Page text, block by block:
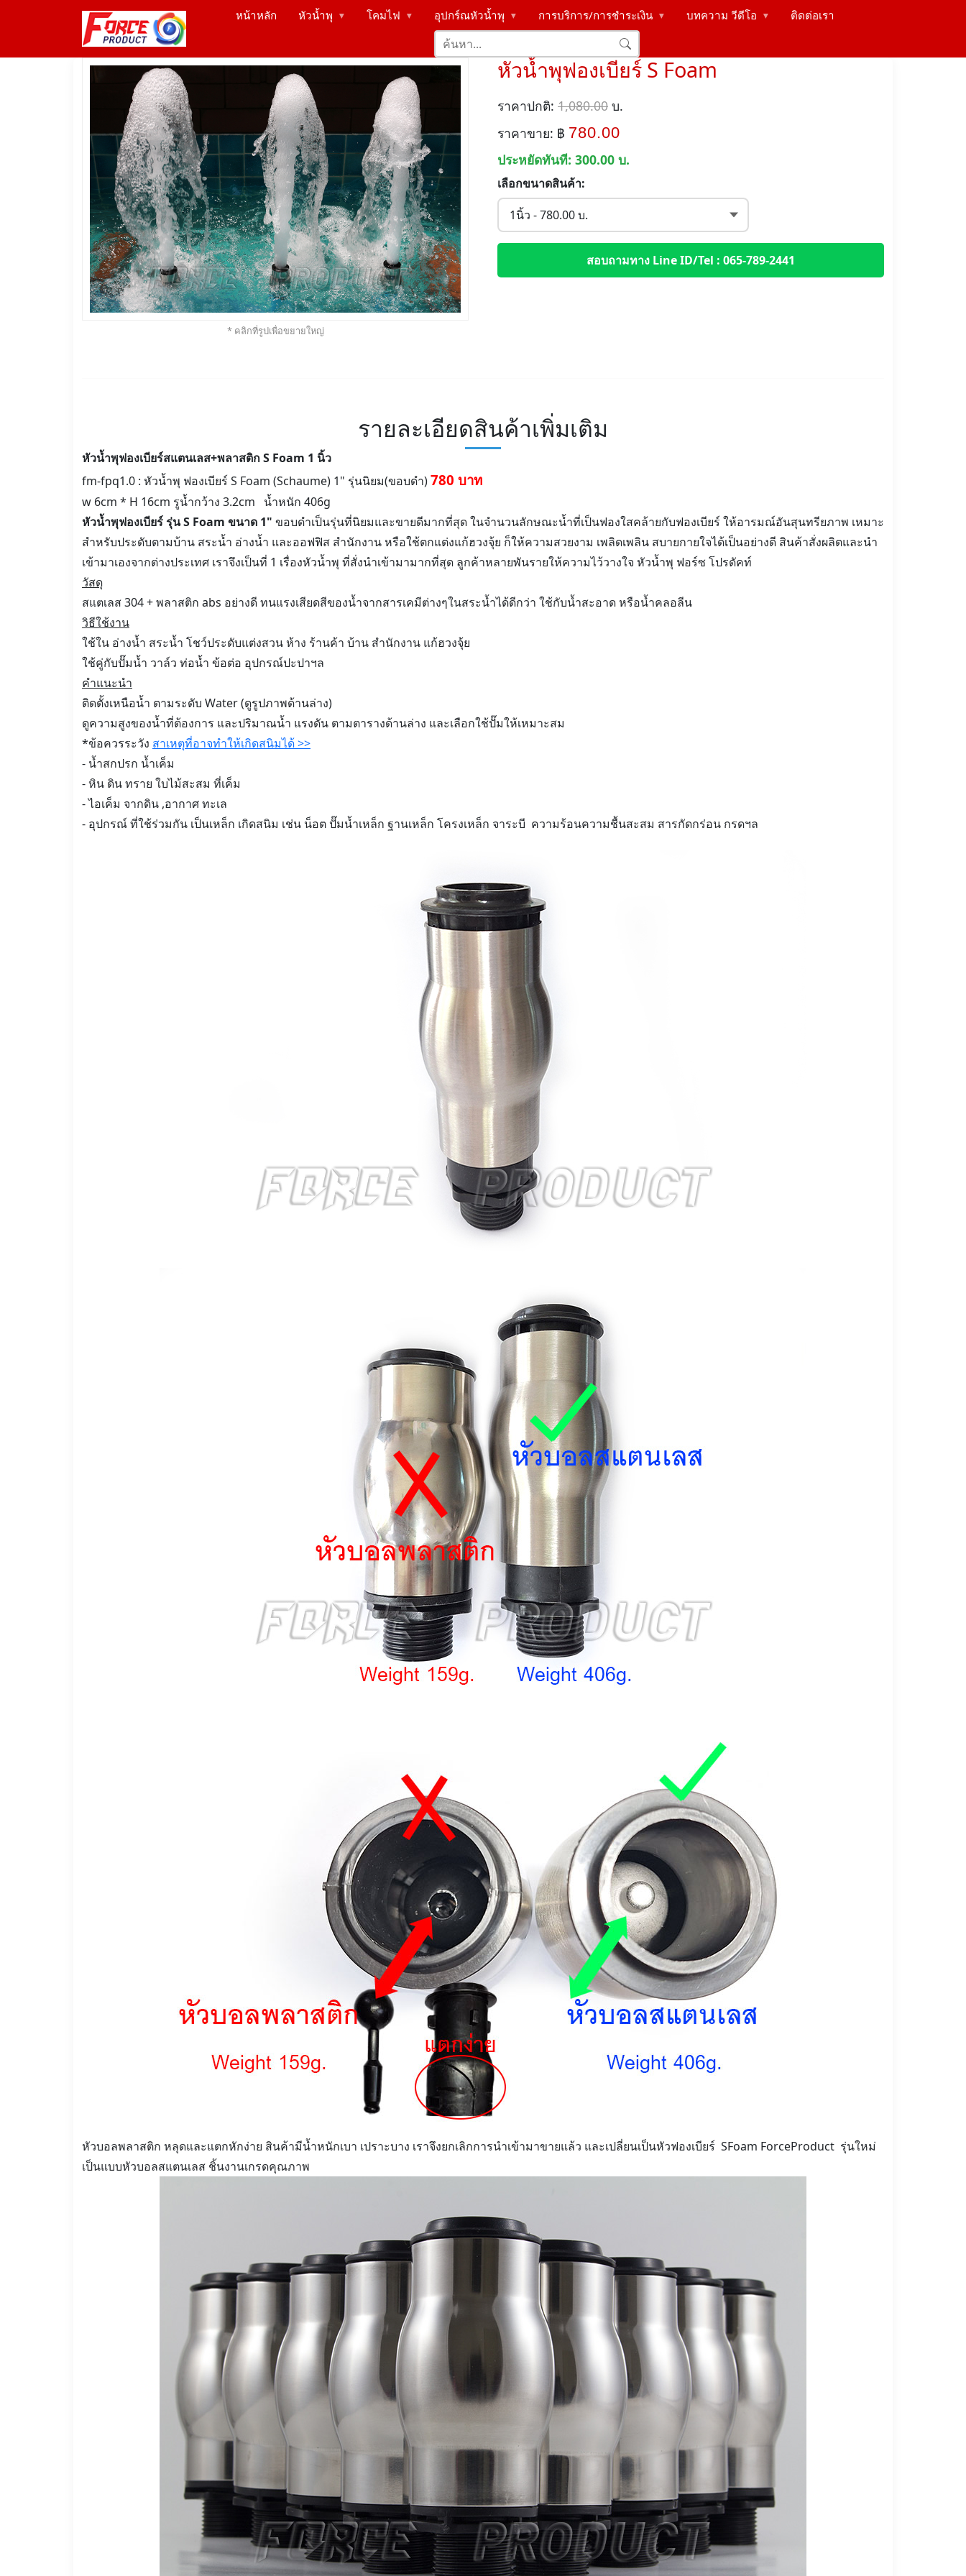
หน้าหลัก หัวน้ำพุ ▶ โคมไฟ ▶ อุปกร์ณหัวน้ำพุ ▶ การบริการ/การชำระเงิน ▶ บทความ วีดีโอ ▶ ติดต่อเรา
* คลิกที่รูปเพื่อขยายใหญ่
หัวน้ำพุฟองเบียร์ S Foam
ราคาปกติ: 1,080.00 บ.
ราคาขาย: ฿ 780.00
ประหยัดทันที: 300.00 บ.
เลือกขนาดสินค้า:
สอบถามทาง Line ID/Tel : 065-789-2441
รายละเอียดสินค้าเพิ่มเติม
หัวน้ำพุฟองเบียร์สแตนเลส+พลาสติก S Foam 1 นิ้ว
fm-fpq1.0 : หัวน้ำพุ ฟองเบียร์ S Foam (Schaume) 1" รุ่นนิยม(ขอบดำ)780 บาท
w 6cm * H 16cm รูน้ำกว้าง 3.2cm น้ำหนัก 406g
หัวน้ำพุฟองเบียร์ รุ่น S Foam ขนาด 1" ขอบดำเป็นรุ่นที่นิยมและขายดีมากที่สุด ในจำนวนลักษณะน้ำที่เป็นฟองใสคล้ายกับฟองเบียร์ ให้อารมณ์อันสุนทรียภาพ เหมาะ
สำหรับประดับตามบ้าน สระน้ำ อ่างน้ำ และออฟฟิส สำนักงาน หรือใช้ตกแต่งแก้ฮวงจุ้ย ก็ให้ความสวยงาม เพลิดเพลิน สบายกายใจได้เป็นอย่างดี สินค้าสั่งผลิตและนำ
เข้ามาเองจากต่างประเทศ เราจึงเป็นที่ 1 เรื่องหัวน้ำพุ ที่สั่งนำเข้ามามากที่สุด ลูกค้าหลายพันรายให้ความไว้วางใจ หัวน้ำพุ ฟอร์ซ โปรดัคท์
วัสดุ
สแตเลส 304 + พลาสติก abs อย่างดี ทนแรงเสียดสีของน้ำจากสารเคมีต่างๆในสระน้ำได้ดีกว่า ใช้กับน้ำสะอาด หรือน้ำคลอลีน
วิธีใช้งาน
ใช้ใน อ่างน้ำ สระน้ำ โชว์ประดับแต่งสวน ห้าง ร้านค้า บ้าน สำนักงาน แก้ฮวงจุ้ย
ใช้คู่กับปั๊มน้ำ วาล์ว ท่อน้ำ ข้อต่อ อุปกรณ์ปะปาฯล
คำแนะนำ
ติดตั้งเหนือน้ำ ตามระดับ Water (ดูรูปภาพด้านล่าง)
ดูความสูงของน้ำที่ต้องการ และปริมาณน้ำ แรงดัน ตามตารางด้านล่าง และเลือกใช้ปั๊มให้เหมาะสม
*ข้อควรระวัง สาเหตุที่อาจทำให้เกิดสนิมได้ >>
- น้ำสกปรก น้ำเค็ม
- หิน ดิน ทราย ใบไม้สะสม ที่เค็ม
- ไอเค็ม จากดิน ,อากาศ ทะเล
- อุปกรณ์ ที่ใช้ร่วมกัน เป็นเหล็ก เกิดสนิม เช่น น็อต ปั๊มน้ำเหล็ก ฐานเหล็ก โครงเหล็ก จาระบี ความร้อนความชื้นสะสม สารกัดกร่อน กรดฯล
หัวบอลพลาสติก หลุดและแตกหักง่าย สินค้ามีน้ำหนักเบา เปราะบาง เราจึงยกเลิกการนำเข้ามาขายแล้ว และเปลี่ยนเป็นหัวฟองเบียร์ SFoam ForceProduct รุ่นใหม่
เป็นแบบหัวบอลสแตนเลส ชิ้นงานเกรดคุณภาพ